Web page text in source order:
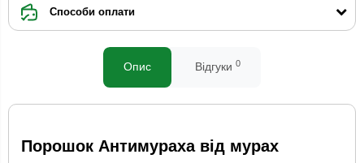
Способи оплати
Опис Відгуки 0
Порошок Антимураха від мурах